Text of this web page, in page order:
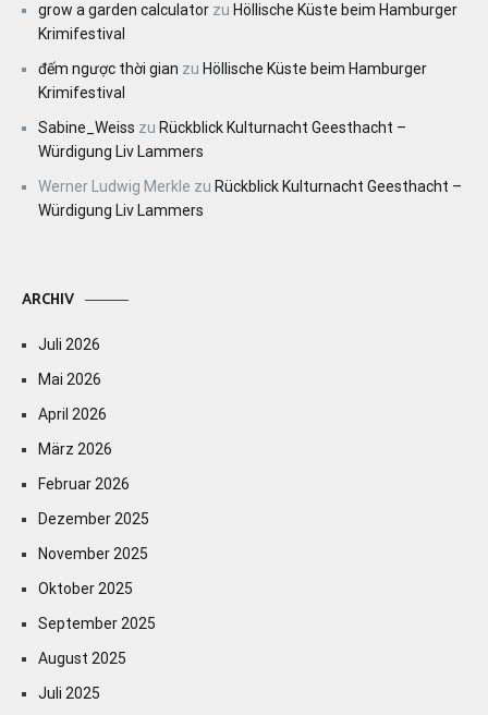
grow a garden calculator zu Höllische Küste beim Hamburger
Krimifestival
đếm ngược thời gian zu Höllische Küste beim Hamburger
Krimifestival
Sabine_Weiss zu Rückblick Kulturnacht Geesthacht –
Würdigung Liv Lammers
Werner Ludwig Merkle zu Rückblick Kulturnacht Geesthacht –
Würdigung Liv Lammers
ARCHIV
Juli 2026
Mai 2026
April 2026
März 2026
Februar 2026
Dezember 2025
November 2025
Oktober 2025
September 2025
August 2025
Juli 2025